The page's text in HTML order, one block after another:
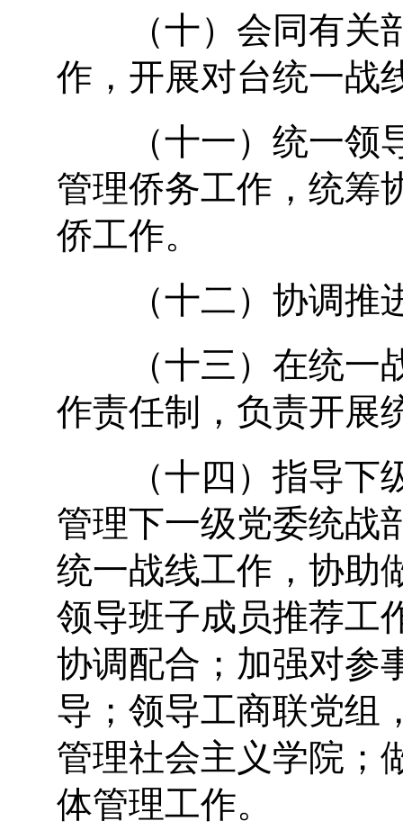
（十）会同有关
作，开展对台统一战
（十一）统一领
管理侨务工作，统筹
侨工作。
（十二）协调推
（十三）在统一
作责任制，负责开展
（十四）指导下
管理下一级党委统战
统一战线工作，协助
领导班子成员推荐工
协调配合；加强对参
导；领导工商联党组
管理社会主义学院；
体管理工作。